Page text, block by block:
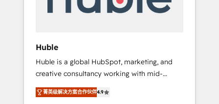
Business" ⬅️ to access 150+ Kickstart
Paypal 💰 Sage or Netsuite 🤖 Google or
Microsoft ✍️ DocuSign or PandaDoc 🌐
Avalara or Quaderno HubSnacks holds the
rare Advanced "Custom Integrations"
Accreditation, securely sync data across... 🔄
Huble
Huble is a global HubSpot, marketing, and
creative consultancy working with mid-
market and enterprise businesses. We go
beyond implementation, shaping the
菁英级解决方案合作伙伴4.9